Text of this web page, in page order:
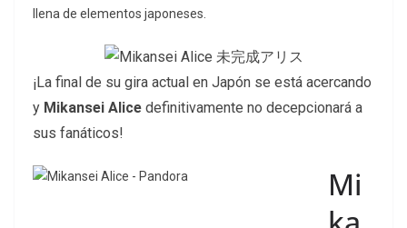
llena de elementos japoneses.
¡La final de su gira actual en Japón se está acercando
y Mikansei Alice definitivamente no decepcionará a
sus fanáticos!
Mi